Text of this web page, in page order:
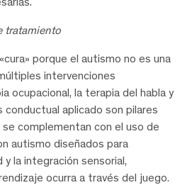
tratamiento
porque el autismo no es una
intervenciones
ocupacional, la terapia del habla y
conductual aplicado son pilares
complementan con el uso de
autismo diseñados para
la integración sensorial,
ocurra a través del juego.